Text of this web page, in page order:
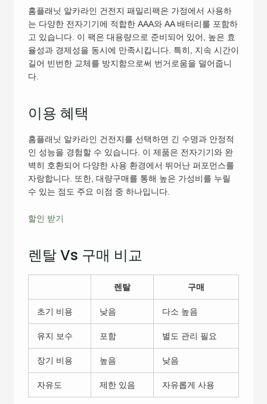
홈플래닛 알카라인 건전지 패밀리팩은 가정에서 사용하
는 다양한 전자기기에 적합한 AAA와 AA 배터리를 포함하
고 있습니다. 이 팩은 대용량으로 준비되어 있어, 높은 효
율성과 경제성을 동시에 만족시킵니다. 특히, 지속 시간이
길어 빈번한 교체를 방지함으로써 번거로움을 덜어줍니
다.
이용 혜택
홈플래닛 알카라인 건전지를 선택하면 긴 수명과 안정적
인 성능을 경험할 수 있습니다. 이 제품은 전자기기와 완
벽히 호환되어 다양한 사용 환경에서 뛰어난 퍼포먼스를
자랑합니다. 또한, 대량구매를 통해 높은 가성비를 누릴
수 있는 점도 주요 이점 중 하나입니다.
할인 받기
렌탈 Vs 구매 비교
렌탈 구매
초기 비용 낮음 다소 높음
유지 보수 포함 별도 관리 필요
장기 비용 높음 낮음
자유도 제한 있음 자유롭게 사용